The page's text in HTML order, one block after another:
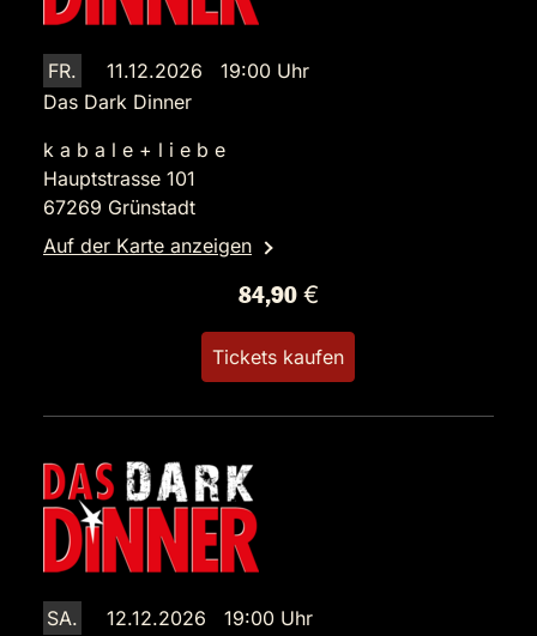
FR.
11.12.2026 19:00 Uhr
Das Dark Dinner
k a b a l e + l i e b e
Hauptstrasse 101
67269 Grünstadt
Auf der Karte anzeigen
84,90 €
Tickets kaufen
SA. 12.12.2026 19:00 Uhr